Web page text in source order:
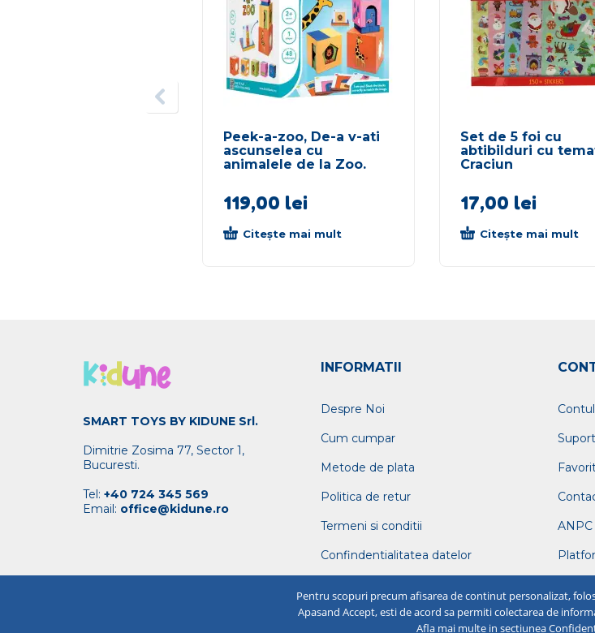
Peek-a-zoo, De-a v-ati
ascunselea cu
animalele de la Zoo.
119,00 lei
Citește mai mult
Set de 5 foi cu
abtibilduri cu
Craciun
17,00 lei
Citește mai mult
SMART TOYS BY KIDUNE Srl.
Dimitrie Zosima 77, Sector 1,
Bucuresti.
Tel: +40 724 345 569
Email: office@kidune.ro
INFORMATII
Despre Noi
Cum cumpar
Metode de plata
Politica de retur
Termeni si conditii
Confindentialitatea datelor
ANPC
Pentru scopuri precum afisarea de continut personalizat,
Apasand Accept, esti de acord sa permiti colectarea de
Afla mai multe in sectiunea